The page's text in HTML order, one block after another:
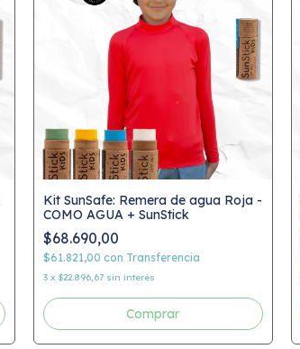
Kit SunSafe: Remera de agua Roja -
COMO AGUA + SunStick
$68.690,00
$61.821,00 con Transferencia
3 x $22.896,67 sin interés
Comprar